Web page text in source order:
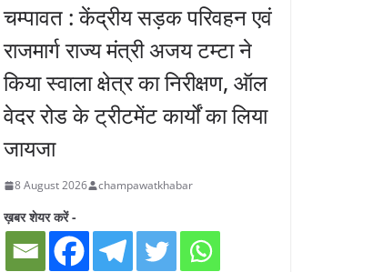
चम्पावत : केंद्रीय सड़क परिवहन एवं
राजमार्ग राज्य मंत्री अजय टम्टा ने
किया स्वाला क्षेत्र का निरीक्षण, ऑल
वेदर रोड के ट्रीटमेंट कार्यों का लिया
जायजा
8 August 2026 champawatkhabar
ख़बर शेयर करें -